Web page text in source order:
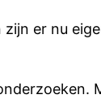
er nu